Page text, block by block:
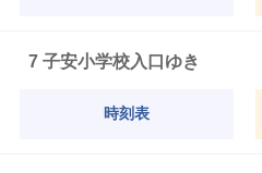
7 子安小学校入口ゆき
時刻表